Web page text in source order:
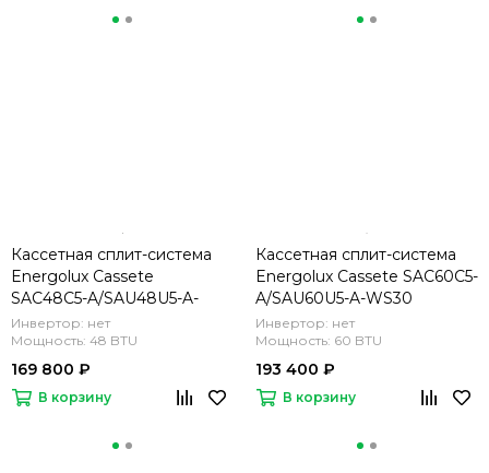
Кассетная сплит-система
Energolux Cassete
SAC48C5-A/SAU48U5-A-
WS30
Инвертор: нет
Мощность: 48 BTU
169 800 ₽
В корзину
Кассетная сплит-система
Energolux Cassete SAC60C5-
A/SAU60U5-A-WS30
Инвертор: нет
Мощность: 60 BTU
193 400 ₽
В корзину